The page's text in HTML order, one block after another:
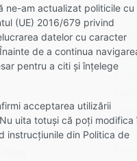
14:45:40
si drenaj
ne-am actualizat politicile cu
(UE) 2016/679 privind
datelor cu caracter
de a continua
pentru a citi și înțelege
acceptarea utilizării
uita totuși că poți modifica
instrucțiunile din Politica de